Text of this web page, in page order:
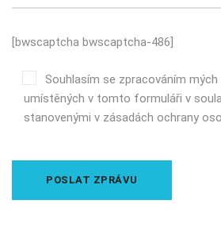
[bwscaptcha bwscaptcha-486]
Souhlasím se zpracováním
umístěných v tomto formuláři v
stanovenými v zásadách ochrany